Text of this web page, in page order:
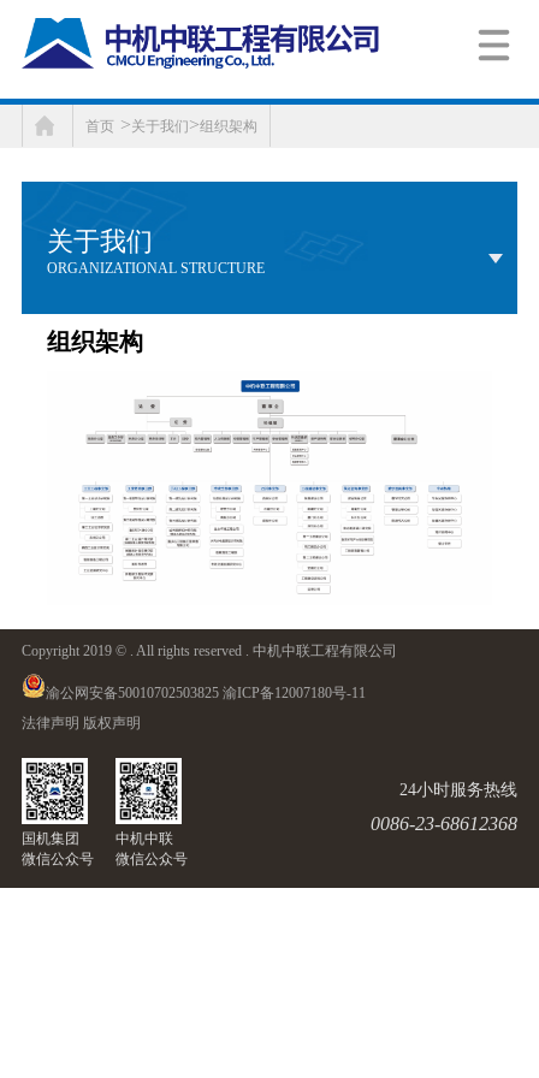
首页 >关于我们>组织架构
关于我们
ORGANIZATIONAL STRUCTURE
组织架构
Copyright 2019 © . All rights reserved . 中机中联工程有限公司
渝公网安备50010702503825 渝ICP备12007180号-11
法律声明 版权声明
国机集团
微信公众号
中机中联
微信公众号
24小时服务热线
0086-23-68612368